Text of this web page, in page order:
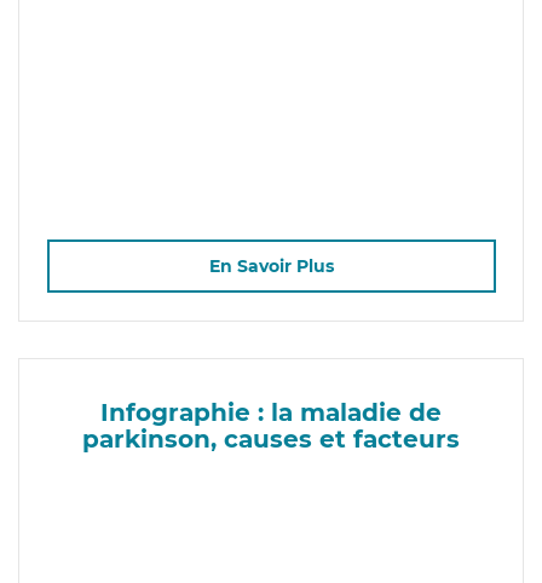
En Savoir Plus
Infographie : la maladie de
parkinson, causes et facteurs